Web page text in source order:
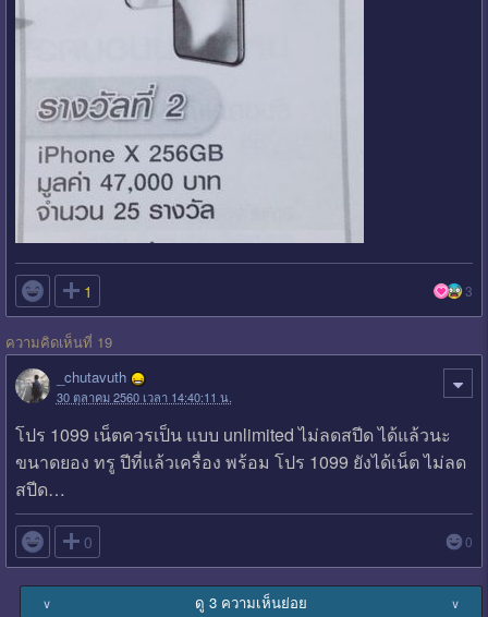
 1 3
ความคิดเห็นที่ 19
_chutavuth
30 ตุลาคม 2560 เวลา 14:40:11 น.
โปร 1099 เน็ตควรเป็น แบบ unlimited ไม่ลดสปีด ได้แล้วนะ
ขนาดยอง ทรู ปีที่แล้วเครื่อง พร้อม โปร 1099 ยังได้เน็ต ไม่ลด
สปีด…
 0 0
∨ ดู 3 ความเห็นย่อย ∨